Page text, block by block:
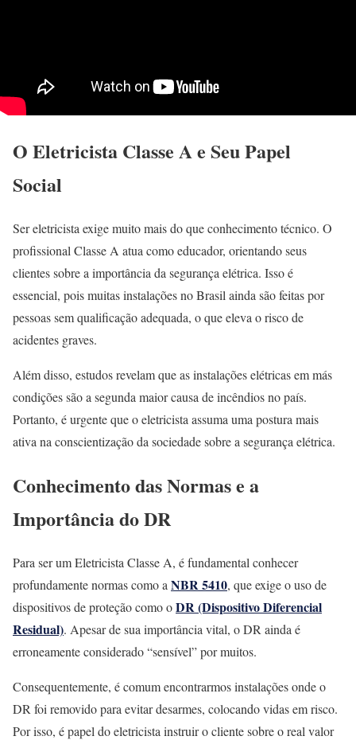
O Eletricista Classe A e Seu Papel
Social
Ser eletricista exige muito mais do que conhecimento técnico. O
profissional Classe A atua como educador, orientando seus
clientes sobre a importância da segurança elétrica. Isso é
essencial, pois muitas instalações no Brasil ainda são feitas por
pessoas sem qualificação adequada, o que eleva o risco de
acidentes graves.
Além disso, estudos revelam que as instalações elétricas em más
condições são a segunda maior causa de incêndios no país.
Portanto, é urgente que o eletricista assuma uma postura mais
ativa na conscientização da sociedade sobre a segurança elétrica.
Conhecimento das Normas e a
Importância do DR
Para ser um Eletricista Classe A, é fundamental conhecer
profundamente normas como a NBR 5410, que exige o uso de
dispositivos de proteção como oDR (Dispositivo Diferencial
Residual). Apesar de sua importância vital, o DR ainda é
erroneamente considerado “sensível” por muitos.
Consequentemente, é comum encontrarmos instalações onde o
DR foi removido para evitar desarmes, colocando vidas em risco.
Por isso, é papel do eletricista instruir o cliente sobre o real valor